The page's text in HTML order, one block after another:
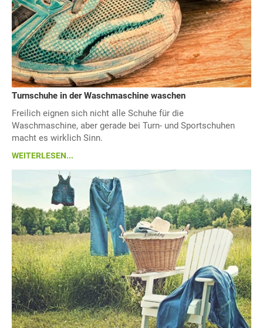
Turnschuhe in der Waschmaschine waschen
Freilich eignen sich nicht alle Schuhe für die
Waschmaschine, aber gerade bei Turn- und Sportschuhen
macht es wirklich Sinn.
WEITERLESEN...